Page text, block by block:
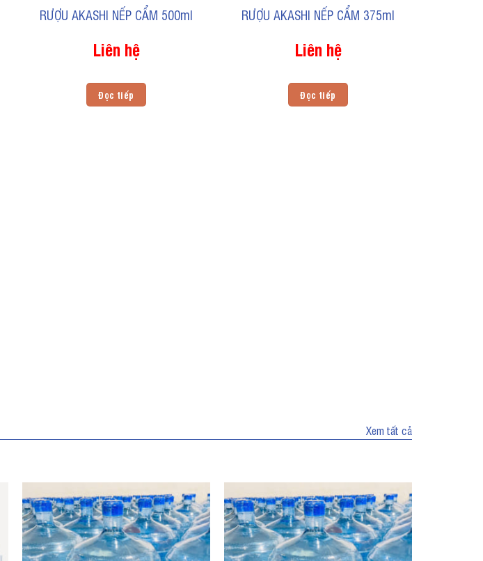
RƯỢU AKASHI NẾP CẨM 500ml
Liên hệ
Đọc tiếp
RƯỢU AKASHI NẾP CẨM 375ml
Liên hệ
Đọc tiếp
Xem tất cả